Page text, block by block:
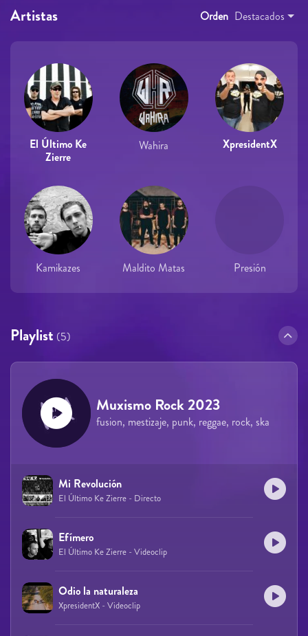
Artistas Orden Destacados
El Último Ke
Zierre
Wahira XpresidentX
Kamikazes Maldito Matas Presión
Playlist (5)
Muxismo Rock 2023
fusion, mestizaje, punk, reggae, rock, ska
Mi Revolución
El Último Ke Zierre - Directo
Efímero
El Último Ke Zierre - Videoclip
Odio la naturaleza
XpresidentX - Videoclip